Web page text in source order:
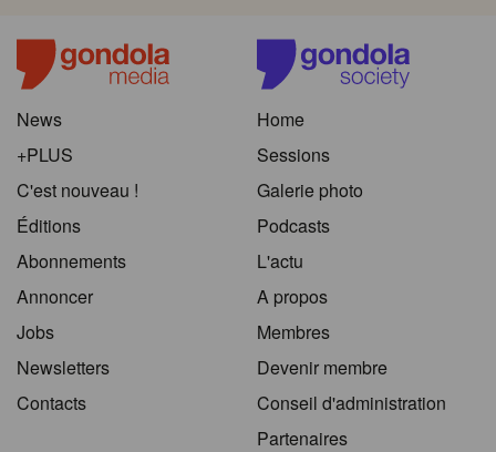
News
+PLUS
C'est nouveau !
Éditions
Abonnements
Annoncer
Jobs
Newsletters
Contacts
Home
Sessions
Galerie photo
Podcasts
L'actu
A propos
Membres
Devenir membre
Conseil d'administration
Partenaires